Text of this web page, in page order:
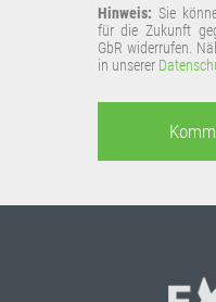
Hinweis: Sie
für die Zukunft
GbR widerrufen.
in unserer